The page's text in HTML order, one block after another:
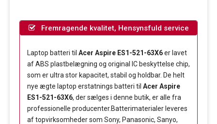
Fremragende kvalitet, Hensynsfuld service
Laptop batteri til Acer Aspire ES1-521-63X6er lavet
af ABS plastbelægning og original IC beskyttelse chip,
som er ultra stor kapacitet, stabil og holdbar. De helt
nye ægte laptop erstatnings batteri til Acer Aspire
ES1-521-63X6, der sælges i denne butik, er alle fra
professionelle producenter.Batterimaterialer leveres
af topvirksomheder som Sony, Panasonic, Sanyo,